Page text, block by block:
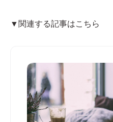
▼関連する記事はこちら